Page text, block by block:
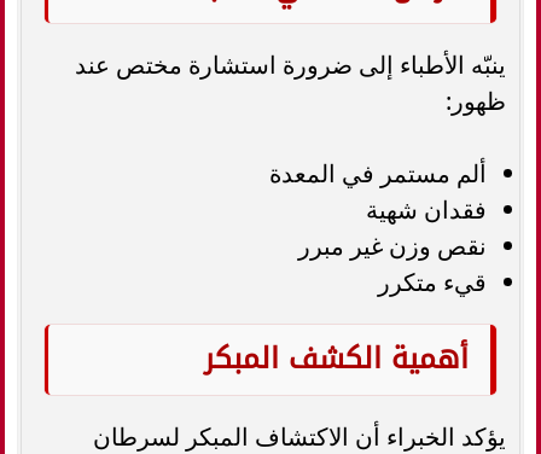
ينبّه الأطباء إلى ضرورة استشارة مختص عند
ظهور:
ألم مستمر في المعدة
فقدان شهية
نقص وزن غير مبرر
قيء متكرر
أهمية الكشف المبكر
يؤكد الخبراء أن الاكتشاف المبكر لسرطان